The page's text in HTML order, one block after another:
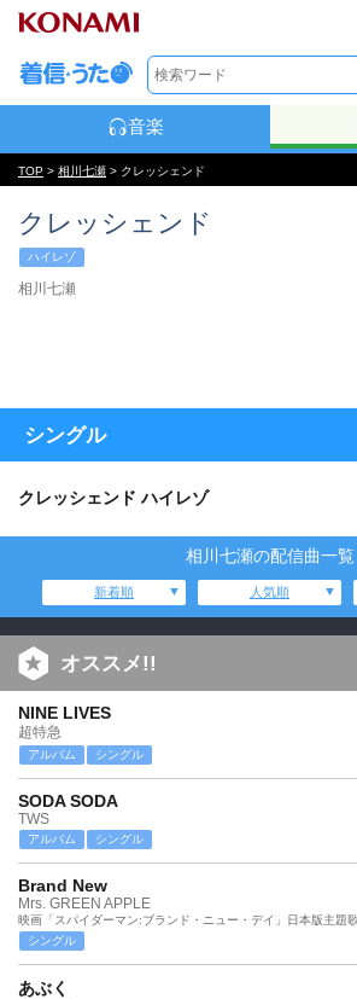
音楽
TOP > 相川七瀬 > クレッシェンド
クレッシェンド
ハイレゾ
相川七瀬
シングル
クレッシェンド ハイレゾ
相川七瀬の配信曲一覧
新着順 人気順
オススメ!!
NINE LIVES
超特急
アルバム シングル
SODA SODA
TWS
アルバム シングル
Brand New
Mrs. GREEN APPLE
映画「スパイダーマン:ブランド・ニュー・デイ」日本版主題歌
シングル
あぶく